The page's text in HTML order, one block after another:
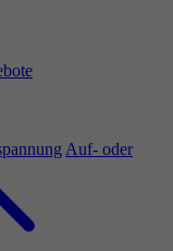
Auf- oder